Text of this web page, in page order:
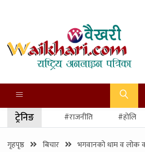
ट्रेनिङ #राजनीति #होलि
गृहपृष्ठ बिचार भगवानको धाम व लोक